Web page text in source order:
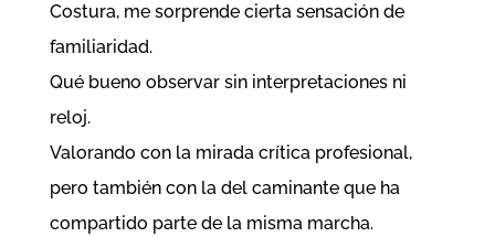
Costura, me sorprende cierta sensación de
familiaridad.
Qué bueno observar sin interpretaciones ni
reloj.
Valorando con la mirada crítica profesional,
pero también con la del caminante que ha
compartido parte de la misma marcha.